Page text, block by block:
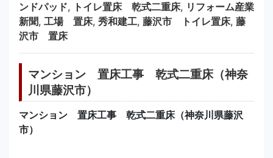
ンドパッド, トイレ置床 乾式二重床, リフォーム産業
新聞, 工場 置床, 秀和建工, 藤沢市 トイレ置床, 藤
沢市 置床
マンション 置床工事 乾式二重床（神奈
川県藤沢市）
マンション 置床工事 乾式二重床（神奈川県藤沢
市）